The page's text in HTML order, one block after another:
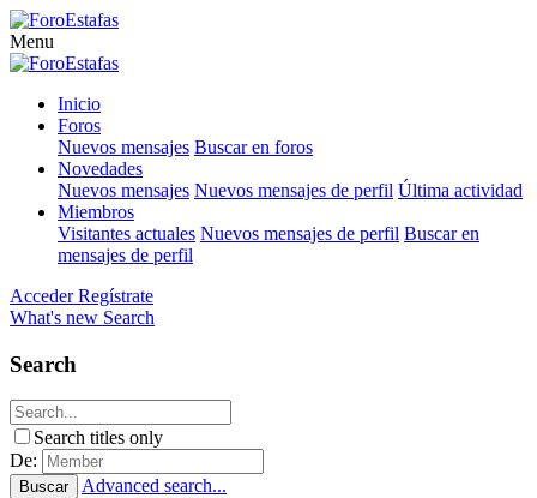
Menu
Inicio
Foros
Nuevos mensajes Buscar en foros
Novedades
Nuevos mensajes Nuevos mensajes de perfil Última actividad
Miembros
Visitantes actuales Nuevos mensajes de perfil Buscar en
mensajes de perfil
Acceder Regístrate
What's new Search
Search
Search titles only
De:
Buscar Advanced search...